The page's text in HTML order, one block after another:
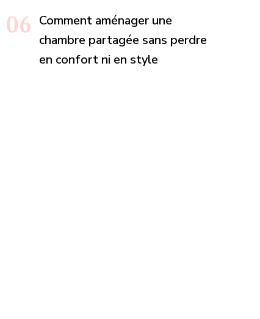
Comment aménager une
chambre partagée sans perdre
en confort ni en style